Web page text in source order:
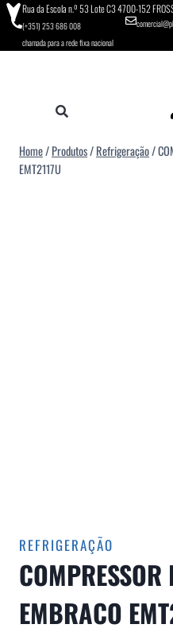
Rua da Escola n.º 53 Lote C3 4700-152
(+351) 253 686 008
chamada para a rede fixa nacional
Home/Produtos/Refrigeração/
EMT2117U
REFRIGERAÇÃO
COMPRESSOR
EMBRACO